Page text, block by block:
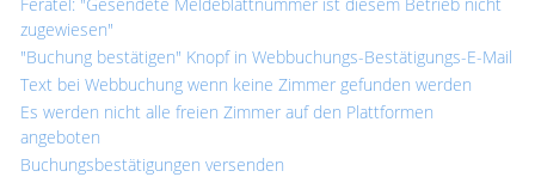
zugewiesen"
"Buchung bestätigen" Knopf in Webbuchungs-Bestätigungs-E-Mail
Text bei Webbuchung wenn keine Zimmer gefunden werden
Es werden nicht alle freien Zimmer auf den Plattformen
angeboten
Buchungsbestätigungen versenden